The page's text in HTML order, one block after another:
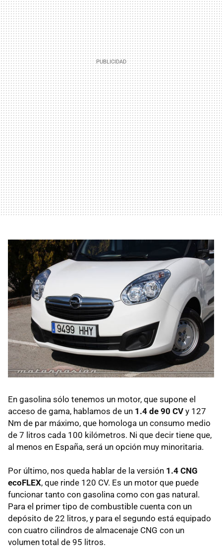
En gasolina sólo tenemos un motor, que supone el
acceso de gama, hablamos de un 1.4 de 90 CV y 127
Nm de par máximo, que homologa un consumo medio
de 7 litros cada 100 kilómetros. Ni que decir tiene que,
al menos en España, será un opción muy minoritaria.
Por último, nos queda hablar de la versión 1.4 CNG
ecoFLEX, que rinde 120 CV. Es un motor que puede
funcionar tanto con gasolina como con gas natural.
Para el primer tipo de combustible cuenta con un
depósito de 22 litros, y para el segundo está equipado
con cuatro cilindros de almacenaje CNG con un
volumen total de 95 litros.